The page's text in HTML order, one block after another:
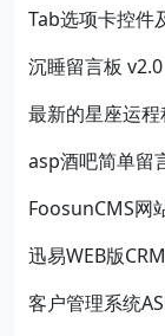
Tab选项卡控件
沉睡留言板 v2.0
最新的星座运
asp酒吧简单留
FoosunCMS网
迅易WEB版
客户管理系统